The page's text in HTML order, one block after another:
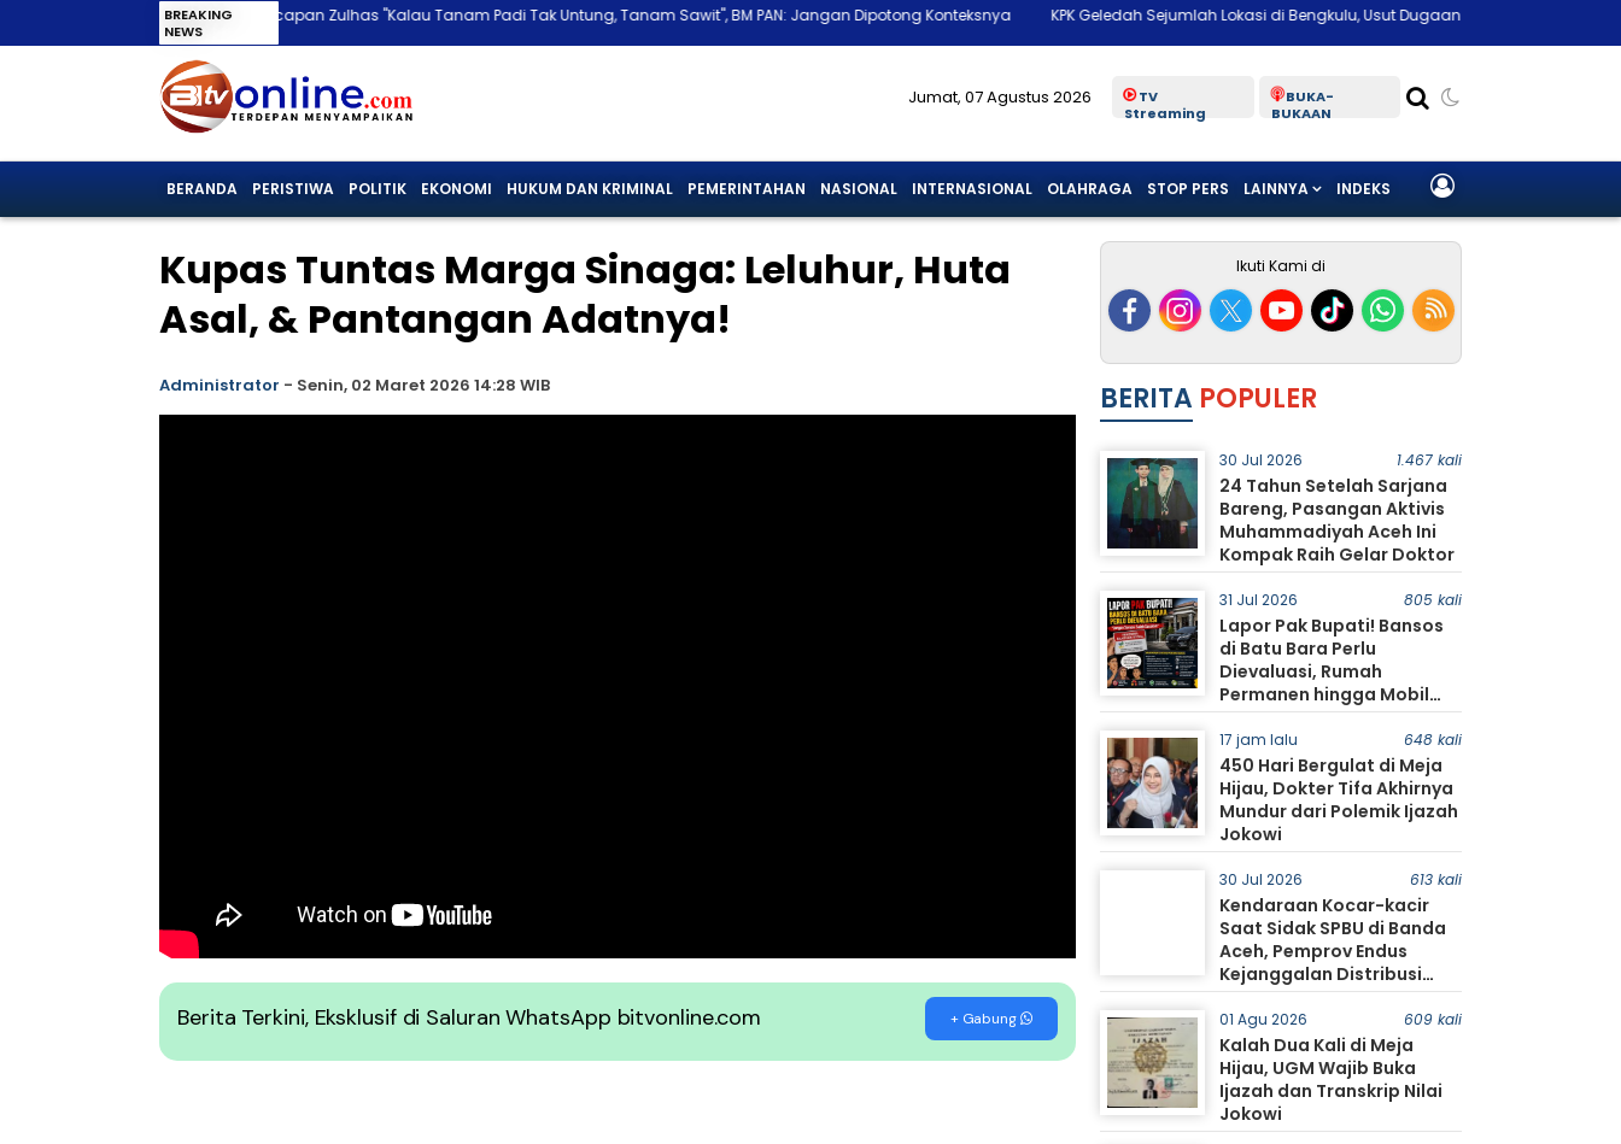
BREAKING
NEWS
Viral Ucapan Zulhas "Kalau Tanam Padi Tak Untung, Tanam Sawit", BM PAN: Jangan Dipotong Konteksnya KPK Geledah Sejumlah Lokasi di Bengkulu, Usut Dugaan Suap Pengelolaan Limbah
Jumat, 07 Agustus 2026
TV
Streaming
BUKA-
BUKAAN
BERANDA PERISTIWA POLITIK EKONOMI HUKUM DAN KRIMINAL PEMERINTAHAN NASIONAL INTERNASIONAL OLAHRAGA STOP PERS LAINNYA INDEKS
Kupas Tuntas Marga Sinaga: Leluhur, Huta
Asal, & Pantangan Adatnya!
Administrator - Senin, 02 Maret 2026 14:28 WIB
Berita Terkini, Eksklusif di Saluran WhatsApp bitvonline.com + Gabung
Ikuti Kami di
BERITA POPULER
30 Jul 2026 1.467 kali
24 Tahun Setelah Sarjana
Bareng, Pasangan Aktivis
Muhammadiyah Aceh Ini
Kompak Raih Gelar Doktor
31 Jul 2026 805 kali
Lapor Pak Bupati! Bansos
di Batu Bara Perlu
Dievaluasi, Rumah
Permanen hingga Mobil
Jadi Sorotan Warga
17 jam lalu 648 kali
450 Hari Bergulat di Meja
Hijau, Dokter Tifa Akhirnya
Mundur dari Polemik Ijazah
Jokowi
30 Jul 2026 613 kali
Kendaraan Kocar-kacir
Saat Sidak SPBU di Banda
Aceh, Pemprov Endus
Kejanggalan Distribusi
BBM
01 Agu 2026 609 kali
Kalah Dua Kali di Meja
Hijau, UGM Wajib Buka
Ijazah dan Transkrip Nilai
Jokowi